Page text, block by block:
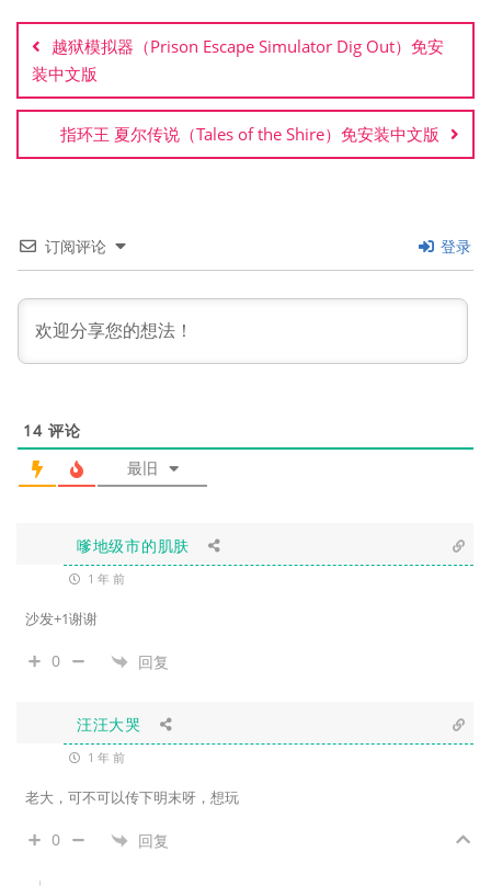
章
导
航
越狱模拟器（Prison Escape Simulator Dig Out）免安
装中文版
指环王 夏尔传说（Tales of the Shire）免安装中文版
订阅评论 登录
14 评论
最旧
嗲地级市的肌肤
1 年 前
沙发+1谢谢
0 回复
汪汪大哭
1 年 前
老大，可不可以传下明末呀，想玩
0 回复